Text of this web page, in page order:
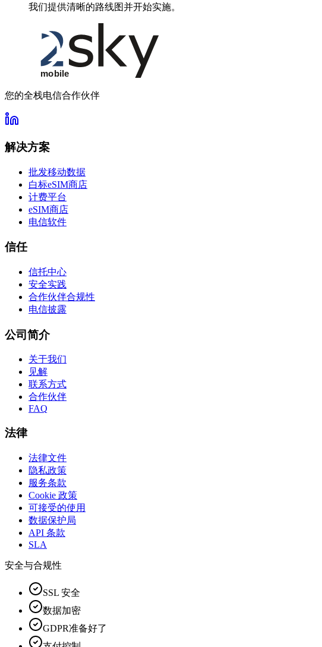
我们提供清晰的路线图并开始实施。
您的全栈电信合作伙伴
解决方案
批发移动数据
白标eSIM商店
计费平台
eSIM商店
电信软件
信任
信托中心
安全实践
合作伙伴合规性
电信披露
公司简介
关于我们
见解
联系方式
合作伙伴
FAQ
法律
法律文件
隐私政策
服务条款
Cookie 政策
可接受的使用
数据保护局
API 条款
SLA
安全与合规性
SSL 安全
数据加密
GDPR准备好了